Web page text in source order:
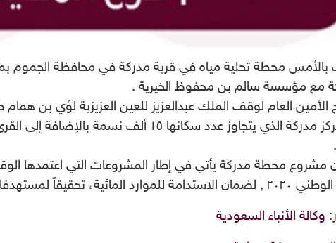
بالأمس محطة تحلية مياه في قرية مدركة في محافظة الجموم
مع مؤسسة سالم بن محفوظ الخيرية .
العام لوقف الملك عبدالعزيز للعين العزيزية لؤي بن
مشروع محطة مدركة يأتي في إطار المشروعات التي اعتمدها
المائية، تحقيقاً لمستهدفات رؤية المملكة ٢٠٣٠.
وكالة الأنباء السعودية